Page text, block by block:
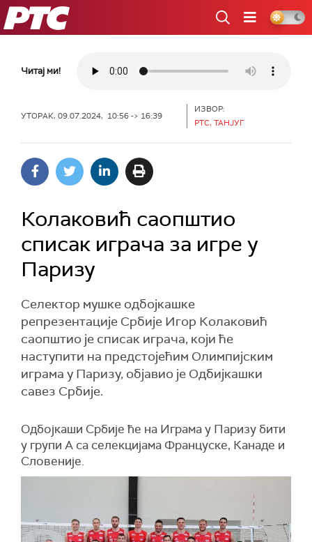
РТС
Читај ми!
УТОРАК, 09.07.2024, 10:56 -> 16:39
ИЗВОР:
РТС, ТАНЈУГ
Колаковић саопштио
списак играча за игре у
Паризу
Селектор мушке одбојкашке
репрезентације Србије Игор Колаковић
саопштио је списак играча, који ће
наступити на предстојећим Олимпијским
играма у Паризу, објавио је Одбијкашки
савез Србије.
Одбојкаши Србије ће на Играма у Паризу бити
у групи А са селекцијама Француске, Канаде и
Словеније.